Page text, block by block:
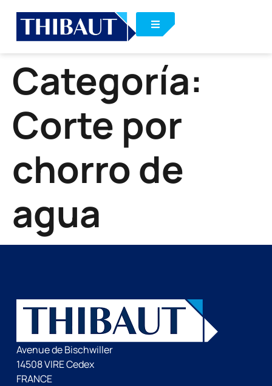
Categoría:
Corte por
chorro de
agua
Avenue de Bischwiller
14508 VIRE Cedex
FRANCE